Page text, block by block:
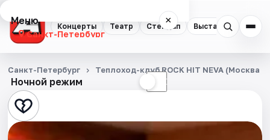
Концерты Театр Стендап Выставки
Меню ×
Санкт-Петербург
Концерты
Театр
Стендап
Ночной режим ☾
Санкт-Петербург Теплоход-клуб ROCK HIT NEVA (Москва